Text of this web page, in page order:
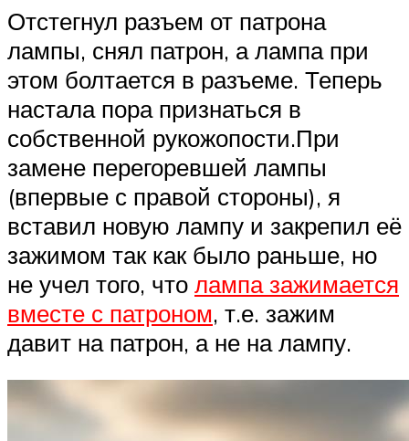
Отстегнул разъем от патрона
лампы, снял патрон, а лампа при
этом болтается в разъеме. Теперь
настала пора признаться в
собственной рукожопости.При
замене перегоревшей лампы
(впервые с правой стороны), я
вставил новую лампу и закрепил её
зажимом так как было раньше, но
не учел того, что лампа зажимается
вместе с патроном, т.е. зажим
давит на патрон, а не на лампу.